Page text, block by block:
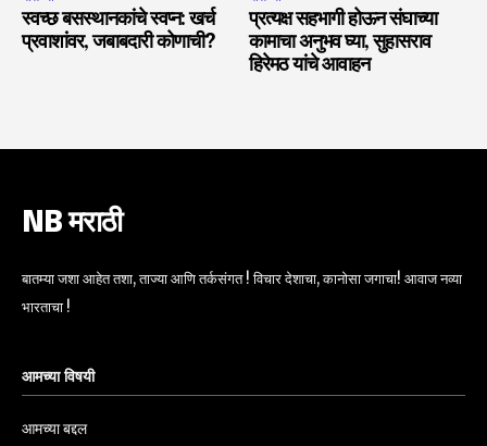
स्वच्छ बसस्थानकांचे स्वप्न: खर्च
प्रवाशांवर, जबाबदारी कोणाची?
प्रत्यक्ष सहभागी होऊन संघाच्या
कामाचा अनुभव घ्या, सुहासराव
हिरेमठ यांचे आवाहन
NB मराठी
बातम्या जशा आहेत तशा, ताज्या आणि तर्कसंगत ! विचार देशाचा, कानोसा जगाचा! आवाज नव्या
भारताचा !
आमच्या विषयी
आमच्या बद्दल